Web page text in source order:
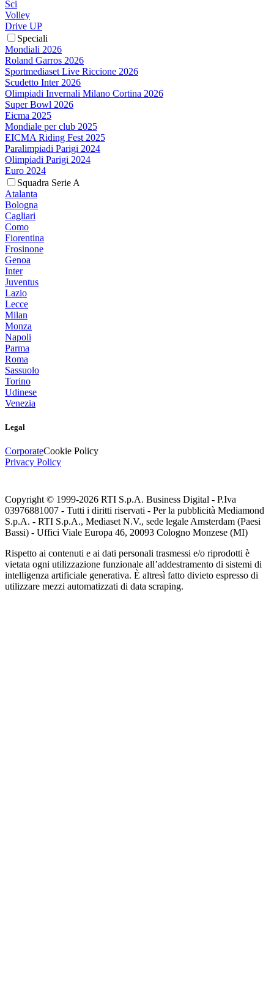
Sci
Volley
Drive UP
Speciali
Mondiali 2026
Roland Garros 2026
Sportmediaset Live Riccione 2026
Scudetto Inter 2026
Olimpiadi Invernali Milano Cortina 2026
Super Bowl 2026
Eicma 2025
Mondiale per club 2025
EICMA Riding Fest 2025
Paralimpiadi Parigi 2024
Olimpiadi Parigi 2024
Euro 2024
Squadra Serie A
Atalanta
Bologna
Cagliari
Como
Fiorentina
Frosinone
Genoa
Inter
Juventus
Lazio
Lecce
Milan
Monza
Napoli
Parma
Roma
Sassuolo
Torino
Udinese
Venezia
Legal
CorporateCookie Policy
Privacy Policy
Copyright © 1999-2026 RTI S.p.A. Business Digital - P.Iva
03976881007 - Tutti i diritti riservati - Per la pubblicità Mediamond
S.p.A. - RTI S.p.A., Mediaset N.V., sede legale Amsterdam (Paesi
Bassi) - Uffici Viale Europa 46, 20093 Cologno Monzese (MI)
Rispetto ai contenuti e ai dati personali trasmessi e/o riprodotti è
vietata ogni utilizzazione funzionale all’addestramento di sistemi di
intelligenza artificiale generativa. È altresì fatto divieto espresso di
utilizzare mezzi automatizzati di data scraping.